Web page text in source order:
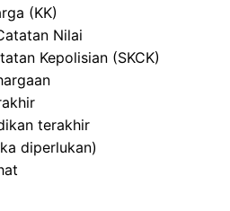
(KK)
Nilai
Kepolisian (SKCK)
terakhir
diperlukan)